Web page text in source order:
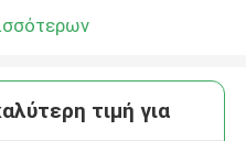
τιμή για